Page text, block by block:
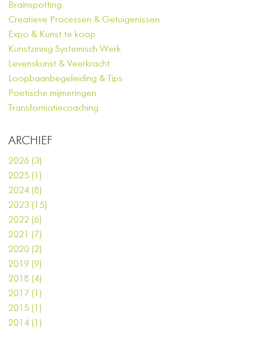
Brainspotting
Creatieve Processen & Getuigenissen
Expo & Kunst te koop
Kunstzinnig Systemisch Werk
Levenskunst & Veerkracht
Loopbaanbegeleiding & Tips
Poetische mijmeringen
Transformatiecoaching
ARCHIEF
2026 (3)
2025 (1)
2024 (8)
2023 (15)
2022 (6)
2021 (7)
2020 (2)
2019 (9)
2018 (4)
2017 (1)
2015 (1)
2014 (1)